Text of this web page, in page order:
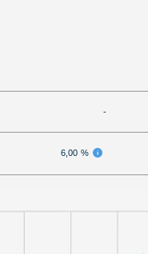
-
6,00 %